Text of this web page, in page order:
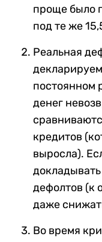
проще было
под те же
Реальная
постоянном
денег
кредитов
выросла).
дефолтов (к
даже
Во время